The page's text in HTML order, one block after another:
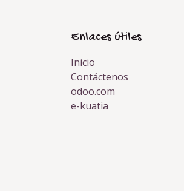
Enlaces útiles
Inicio
Contáctenos
odoo.com
e-kuatia